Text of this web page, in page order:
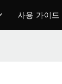
사용 가이드